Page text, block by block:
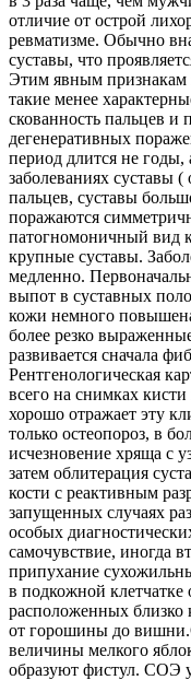
отличие от острой
ревматизме. Обычно
суставы, что
Этим явным признакам
такие менее
скованность пальцев и
дегенеративных
период длится не
заболеваниях суставы
пальцев, суставы
поражаются
патогномоничный вид
крупные суставы.
медленно.
выпот в суставных
кожи немного
более резко
развивается сначала
Рентгенологическая
всего на снимках
хорошо отражает эту
только остеопороз, в
исчезновение хряща с
затем облитерация
кости с реактивным
запущенных случаях
особых
самочувствие, иногда
припухание
в подкожной клетчатке
расположенных близко
от горошины до
величины мелкого
образуют фистул. СОЭ